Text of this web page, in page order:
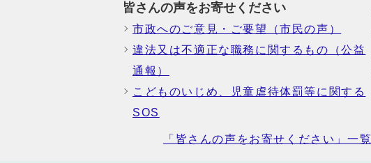
皆さんの声をお寄せください
市政へのご意見・ご要望（市民の声）
違法又は不適正な職務に関するもの（公益
通報）
こどものいじめ、児童虐待体罰等に関する
SOS
「皆さんの声をお寄せください」一覧